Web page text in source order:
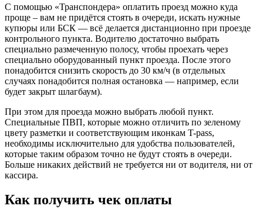
С помощью «Транспондера» оплатить проезд можно куда
проще – вам не придётся стоять в очереди, искать нужные
купюры или БСК — всё делается дистанционно при проезде
контрольного пункта. Водителю достаточно выбрать
специально размеченную полосу, чтобы проехать через
специально оборудованный пункт проезда. После этого
понадобится снизить скорость до 30 км/ч (в отдельных
случаях понадобится полная остановка — например, если
будет закрыт шлагбаум).
При этом для проезда можно выбрать любой пункт.
Специальные ПВП, которые можно отличить по зеленому
цвету разметки и соответствующим иконкам T-pass,
необходимы исключительно для удобства пользователей,
которые таким образом точно не будут стоять в очереди.
Больше никаких действий не требуется ни от водителя, ни от
кассира.
Как получить чек оплаты